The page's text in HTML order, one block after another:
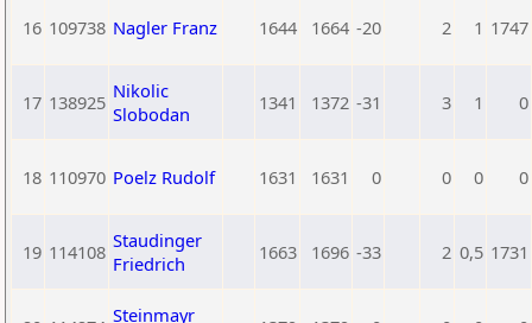
16 109738 Nagler Franz 1644 1664 -20 2 1 1747
17 138925 Nikolic
Slobodan
1341 1372 -31 3 1 0
18 110970 Poelz Rudolf 1631 1631 0 0 0 0
19 114108 Staudinger
Friedrich
1663 1696 -33 2 0,5 1731
Steinmayr